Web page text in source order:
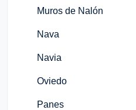
Muros de Nalón
Nava
Navia
Oviedo
Panes